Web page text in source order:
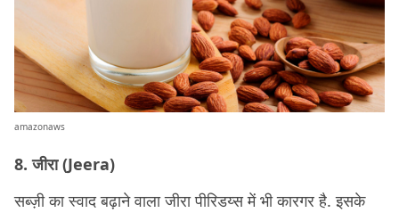
amazonaws
8. जीरा (Jeera)
सब्ज़ी का स्वाद बढ़ाने वाला जीरा पीरिडय्स में भी कारगर है. इसके